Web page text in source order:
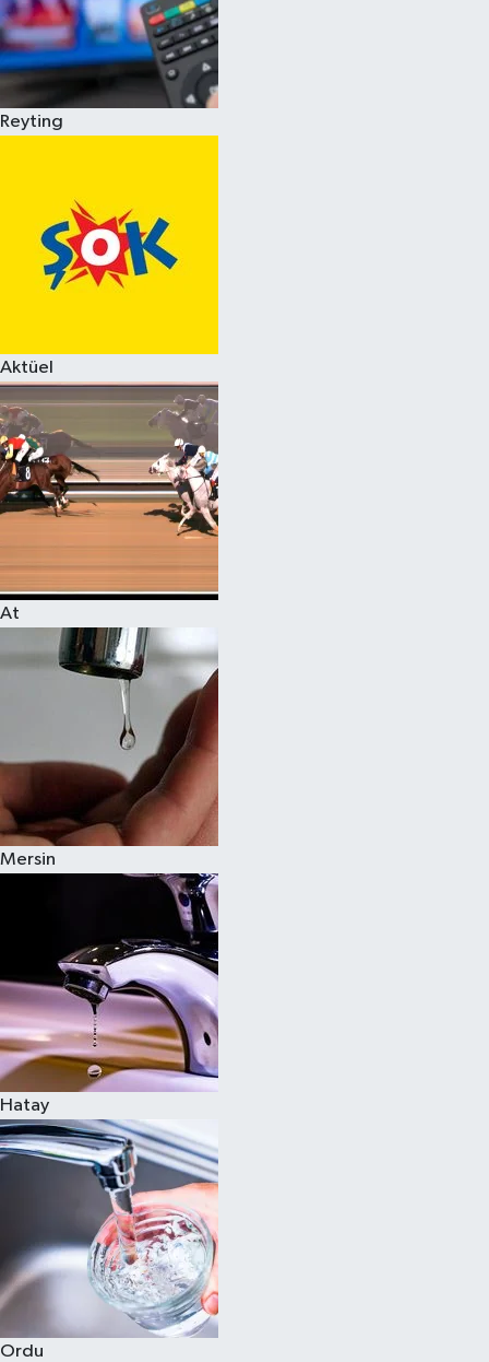
Reyting
Aktüel
At
Mersin
Hatay
Ordu